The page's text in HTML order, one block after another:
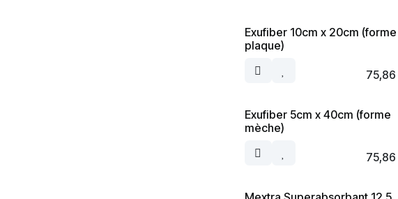
Exufiber 10cm x 20cm (forme
plaque)
75,86
Exufiber 5cm x 40cm (forme
mèche)
75,86